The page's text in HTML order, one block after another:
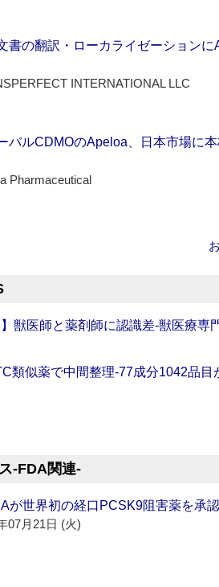
書の翻訳・ローカライゼーション
INTERNATIONAL LLC
バルCDMOのApeloa、日本市場に
Pharmaceutical
】獣医師と薬剤師に認識差‐獣医療専
類似薬で中間整理‐77成分1042品目
‐FDA関連‐
が世界初の経口PCSK9阻害薬を承認
07月21日 (火)